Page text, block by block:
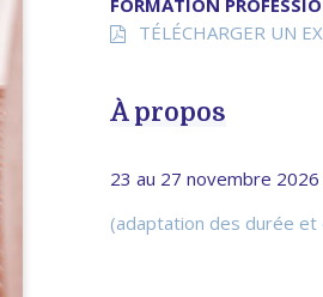
FORMATION
TÉLÉCHARGER UN
À propos
23 au 27 novembre
(adaptation des durée